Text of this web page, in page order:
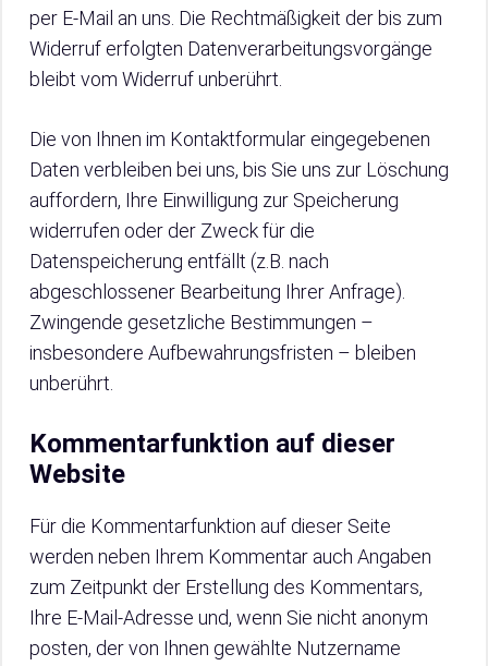
per E-Mail an uns. Die Rechtmäßigkeit der bis zum
Widerruf erfolgten Datenverarbeitungsvorgänge
bleibt vom Widerruf unberührt.
Die von Ihnen im Kontaktformular eingegebenen
Daten verbleiben bei uns, bis Sie uns zur Löschung
auffordern, Ihre Einwilligung zur Speicherung
widerrufen oder der Zweck für die
Datenspeicherung entfällt (z.B. nach
abgeschlossener Bearbeitung Ihrer Anfrage).
Zwingende gesetzliche Bestimmungen –
insbesondere Aufbewahrungsfristen – bleiben
unberührt.
Kommentarfunktion auf dieser
Website
Für die Kommentarfunktion auf dieser Seite
werden neben Ihrem Kommentar auch Angaben
zum Zeitpunkt der Erstellung des Kommentars,
Ihre E-Mail-Adresse und, wenn Sie nicht anonym
posten, der von Ihnen gewählte Nutzername